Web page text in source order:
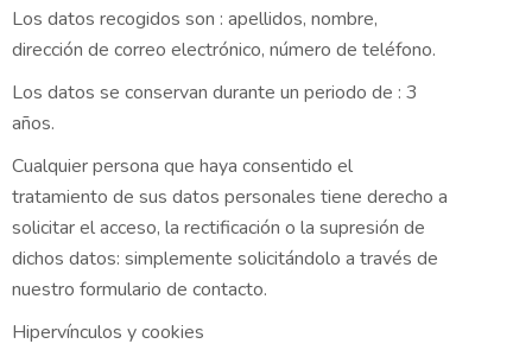
Los datos recogidos son : apellidos, nombre,
dirección de correo electrónico, número de teléfono.
Los datos se conservan durante un periodo de : 3
años.
Cualquier persona que haya consentido el
tratamiento de sus datos personales tiene derecho a
solicitar el acceso, la rectificación o la supresión de
dichos datos: simplemente solicitándolo a través de
nuestro formulario de contacto.
Hipervínculos y cookies